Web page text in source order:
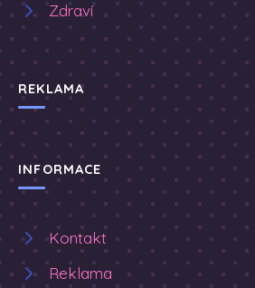
Zdraví
REKLAMA
INFORMACE
Kontakt
Reklama